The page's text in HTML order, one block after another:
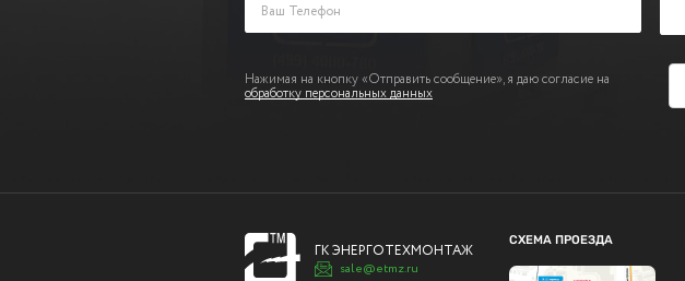
Нажимая на кнопку «Отправить сообщение», я даю согласие на
обработку персональных данных
ГК ЭНЕРГОТЕХМОНТАЖ
sale@etmz.ru
СХЕМА ПРОЕЗДА